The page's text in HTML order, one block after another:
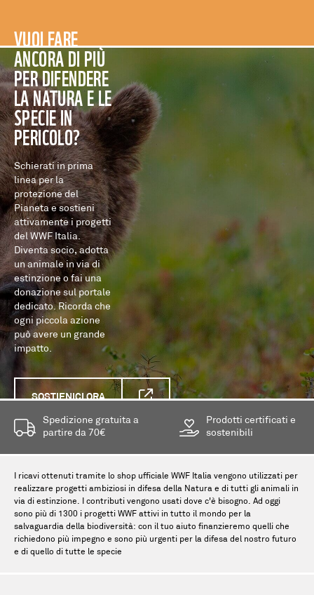
VUOI FARE
ANCORA DI PIÙ
PER DIFENDERE
LA NATURA E LE
SPECIE IN
PERICOLO?
Schierati in prima
linea per la
protezione del
Pianeta e sostieni
attivamente i progetti
del WWF Italia.
Diventa socio, adotta
un animale in via di
estinzione o fai una
donazione sul portale
dedicato. Ricorda che
ogni piccola azione
può avere un grande
impatto.
SOSTIENICI ORA
Spedizione gratuita a
partire da 70€
Prodotti certificati e
sostenibili
I ricavi ottenuti tramite lo shop ufficiale WWF Italia vengono utilizzati per
realizzare progetti ambiziosi in difesa della Natura e di tutti gli animali in
via di estinzione. I contributi vengono usati dove c'è bisogno. Ad oggi
sono più di 1300 i progetti WWF attivi in tutto il mondo per la
salvaguardia della biodiversità: con il tuo aiuto finanzieremo quelli che
richiedono più impegno e sono più urgenti per la difesa del nostro futuro
e di quello di tutte le specie